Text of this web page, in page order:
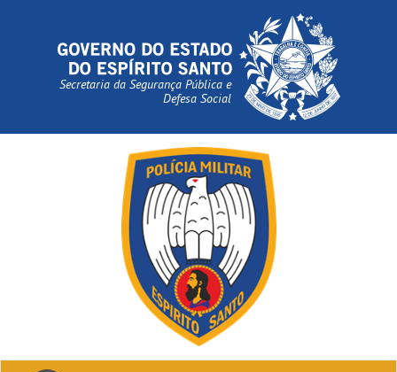
Secretaria da Segurança Pública e
Defesa Social